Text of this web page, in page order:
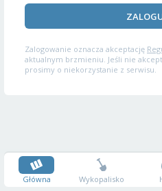
Zalogowanie oznacza akceptację
aktualnym brzmieniu. Jeśli nie
prosimy o niekorzystanie z serwisu.
Główna Wykopalisko